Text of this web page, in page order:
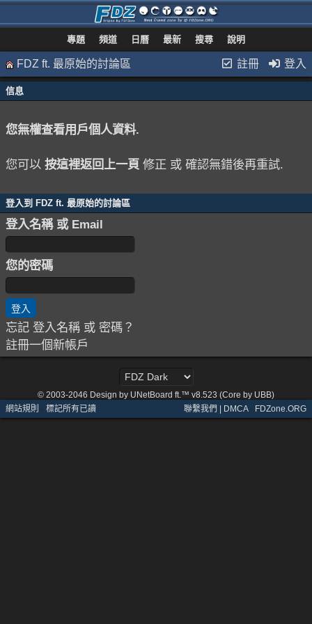
專題 頻道 日曆 最新 搜尋 說明
註冊 登入
FDZ ft. 最原始的討論區
信息
您無權查看用戶個人資料.
您可以 按這裡返回上一頁 修正 或 確認無錯後再重試.
登入到 FDZ ft. 最原始的討論區
登入名稱 或 Email
您的密碼
忘記 登入名稱 或 密碼？
註冊一個新帳戶
© 2003-2046 Design by UNetBoard ft.™ v8.523 (Core by UBB)
網站規則 · 標記所有已讀 聯繫我們 | DMCA· FDZone.ORG